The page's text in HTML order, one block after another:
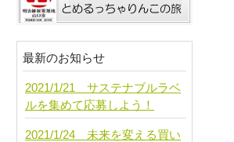
最新のお知らせ
2021/1/21 サステナブルラベ
ルを集めて応募しよう！
2021/1/24 未来を変える買い